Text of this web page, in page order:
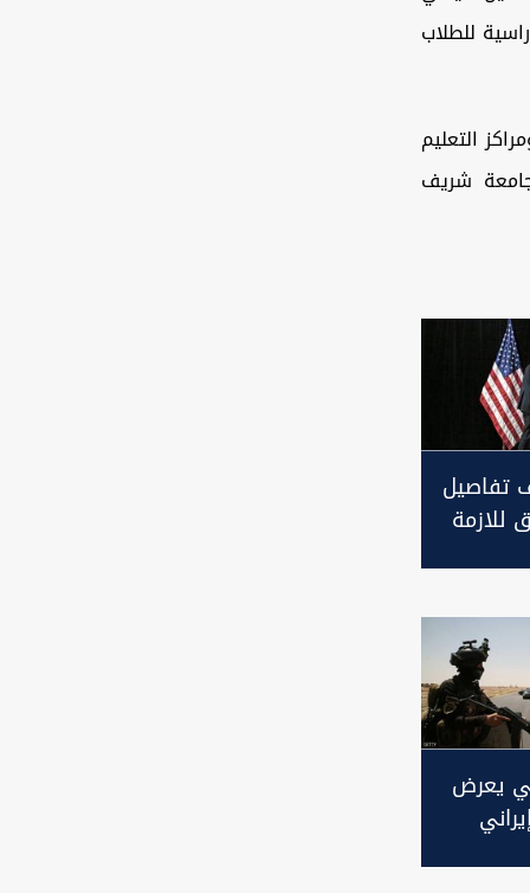
للطلاب
التعليم
شريف
تفاصيل
للازمة
يعرض